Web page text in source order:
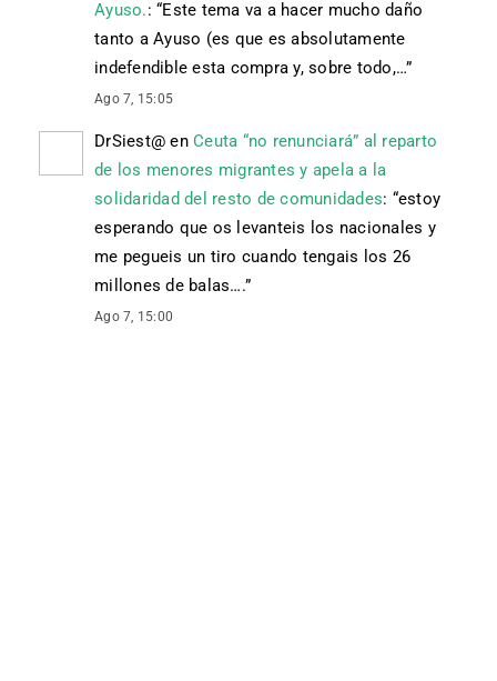
Ayuso.: “Este tema va a hacer mucho daño
tanto a Ayuso (es que es absolutamente
indefendible esta compra y, sobre todo,…”
Ago 7, 15:05
DrSiest@ en Ceuta “no renunciará” al reparto
de los menores migrantes y apela a la
solidaridad del resto de comunidades: “estoy
esperando que os levanteis los nacionales y
me pegueis un tiro cuando tengais los 26
millones de balas….”
Ago 7, 15:00